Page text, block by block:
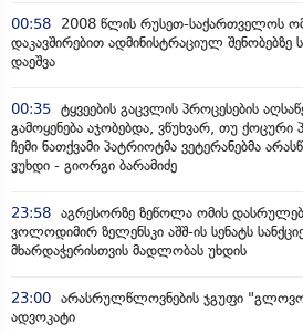
00:58
2008 წლის რუსეთ-საქართველოს
დაკავშირებით ადმინისტრაციულ
დაეშვა
00:35 ტყვეების გაცვლის პროცესების
გამოყენება აჯობებდა, ვწუხვარ, თუ
ჩემი ნათქვამი პატრიოტმა ვეტერანებმა
ვუხდი - გიორგი ბარამიძე
23:58 აგრესორზე ზეწოლა ომის
ვოლოდიმირ ზელენსკი აშშ-ის სენატს
მხარდაჭერისთვის მადლობას უხდის
23:00 არასრულწლოვნების ჯგუფი
ადვოკატი